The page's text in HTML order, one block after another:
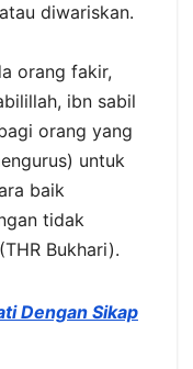
diwariskan.
orang fakir,
ibn sabil
orang yang
untuk
baik
tidak
Bukhari).
Dengan Sikap